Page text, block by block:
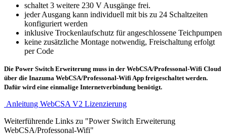
schaltet 3 weitere 230 V Ausgänge frei.
jeder Ausgang kann individuell mit bis zu 24 Schaltzeiten
konfiguriert werden
inklusive Trockenlaufschutz für angeschlossene Teichpumpen
keine zusätzliche Montage notwendig, Freischaltung erfolgt
per Code
Die Power Switch Erweiterung muss in der WebCSA/Professonal-Wifi Cloud
über die Inazuma WebCSA/Professonal-Wifi App freigeschaltet werden.
Dafür wird eine einmalige Internetverbindung benötigt.
Anleitung WebCSA V2 Lizenzierung
Weiterführende Links zu "Power Switch Erweiterung
WebCSA/Professonal-Wifi"